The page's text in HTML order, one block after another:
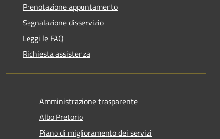
Prenotazione appuntamento
Segnalazione disservizio
Leggi le FAQ
Richiesta assistenza
Amministrazione trasparente
Albo Pretorio
Piano di miglioramento dei servizi